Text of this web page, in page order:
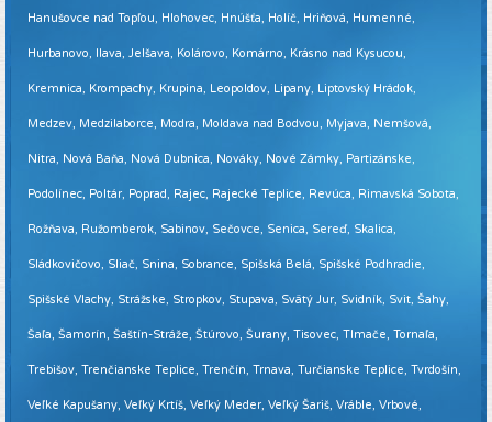
Hanušovce nad Topľou, Hlohovec, Hnúšťa, Holíč, Hriňová, Humenné,
Hurbanovo, Ilava, Jelšava, Kolárovo, Komárno, Krásno nad Kysucou,
Kremnica, Krompachy, Krupina, Leopoldov, Lipany, Liptovský Hrádok,
Medzev, Medzilaborce, Modra, Moldava nad Bodvou, Myjava, Nemšová,
Nitra, Nová Baňa, Nová Dubnica, Nováky, Nové Zámky, Partizánske,
Podolínec, Poltár, Poprad, Rajec, Rajecké Teplice, Revúca, Rimavská Sobota,
Rožňava, Ružomberok, Sabinov, Sečovce, Senica, Sereď, Skalica,
Sládkovičovo, Sliač, Snina, Sobrance, Spišská Belá, Spišské Podhradie,
Spišské Vlachy, Strážske, Stropkov, Stupava, Svätý Jur, Svidník, Svit, Šahy,
Šaľa, Šamorín, Šaštín-Stráže, Štúrovo, Šurany, Tisovec, Tlmače, Tornaľa,
Trebišov, Trenčianske Teplice, Trenčín, Trnava, Turčianske Teplice, Tvrdošín,
Veľké Kapušany, Veľký Krtíš, Veľký Meder, Veľký Šariš, Vráble, Vrbové,